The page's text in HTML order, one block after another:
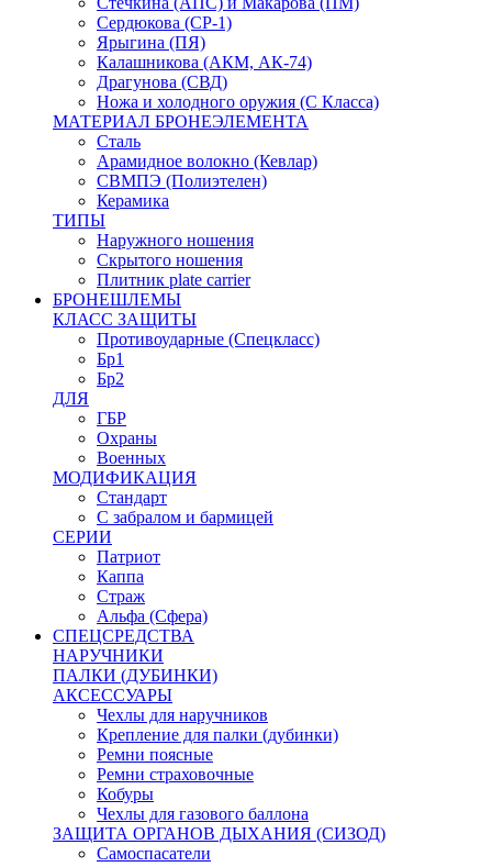
Сердюкова (СР-1)
Ярыгина (ПЯ)
Калашникова (АКМ, АК-74)
Драгунова (СВД)
Ножа и холодного оружия (С Класса)
МАТЕРИАЛ БРОНЕЭЛЕМЕНТА
Сталь
Арамидное волокно (Кевлар)
СВМПЭ (Полиэтелен)
Керамика
ТИПЫ
Наружного ношения
Скрытого ношения
Плитник plate carrier
БРОНЕШЛЕМЫ
КЛАСС ЗАЩИТЫ
Противоударные (Спецкласс)
Бр1
Бр2
ДЛЯ
ГБР
Охраны
Военных
МОДИФИКАЦИЯ
Стандарт
С забралом и бармицей
СЕРИИ
Патриот
Каппа
Страж
Альфа (Сфера)
СПЕЦСРЕДСТВА
НАРУЧНИКИ
ПАЛКИ (ДУБИНКИ)
АКСЕССУАРЫ
Чехлы для наручников
Крепление для палки (дубинки)
Ремни поясные
Ремни страховочные
Кобуры
Чехлы для газового баллона
ЗАЩИТА ОРГАНОВ ДЫХАНИЯ (СИЗОД)
Самоспасатели